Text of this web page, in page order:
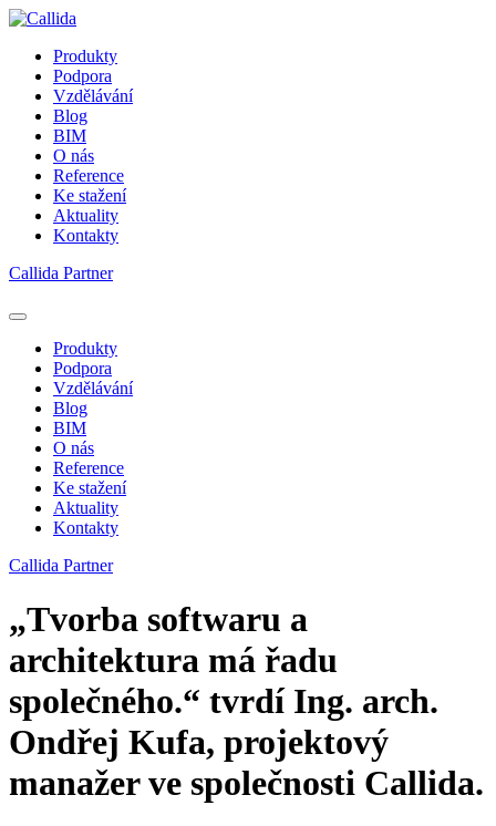
Produkty
Podpora
Vzdělávání
Blog
BIM
O nás
Reference
Ke stažení
Aktuality
Kontakty
Callida Partner
Produkty
Podpora
Vzdělávání
Blog
BIM
O nás
Reference
Ke stažení
Aktuality
Kontakty
Callida Partner
„Tvorba softwaru a
architektura má řadu
společného.“ tvrdí Ing. arch.
Ondřej Kufa, projektový
manažer ve společnosti Callida.